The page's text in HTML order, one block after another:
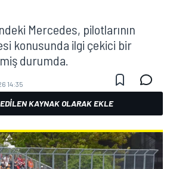
Mercedes, pilotlarının
konusunda ilgi çekici bir
durumda.
14:35
KAYNAK OLARAK EKLE